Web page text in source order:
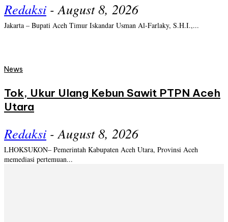
Redaksi - August 8, 2026
Jakarta – Bupati Aceh Timur Iskandar Usman Al-Farlaky, S.H.I.,...
News
Tok, Ukur Ulang Kebun Sawit PTPN Aceh
Utara
Redaksi - August 8, 2026
LHOKSUKON– Pemerintah Kabupaten Aceh Utara, Provinsi Aceh
memediasi pertemuan...